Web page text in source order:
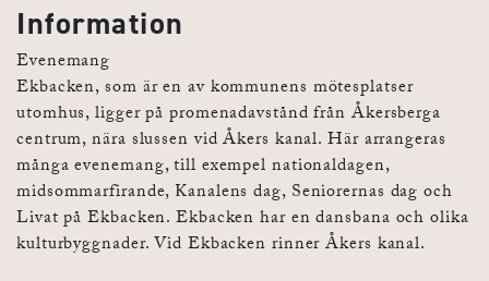
Information
Evenemang
Ekbacken, som är en av kommunens mötesplatser
utomhus, ligger på promenadavstånd från Åkersberga
centrum, nära slussen vid Åkers kanal. Här arrangeras
många evenemang, till exempel nationaldagen,
midsommarfirande, Kanalens dag, Seniorernas dag och
Livat på Ekbacken. Ekbacken har en dansbana och olika
kulturbyggnader. Vid Ekbacken rinner Åkers kanal.